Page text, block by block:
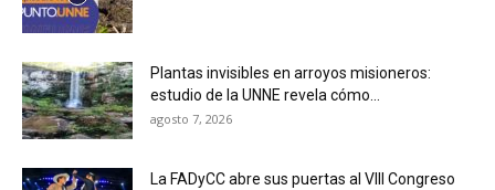
Plantas invisibles en arroyos misioneros:
estudio de la UNNE revela cómo...
agosto 7, 2026
La FADyCC abre sus puertas al VIII Congreso